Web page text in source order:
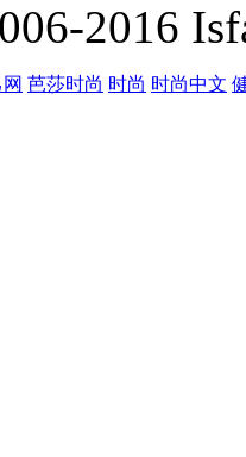
2016
芭莎时尚 时尚 时尚中文